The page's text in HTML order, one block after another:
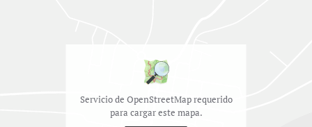
Servicio de OpenStreetMap requerido
para cargar este mapa.